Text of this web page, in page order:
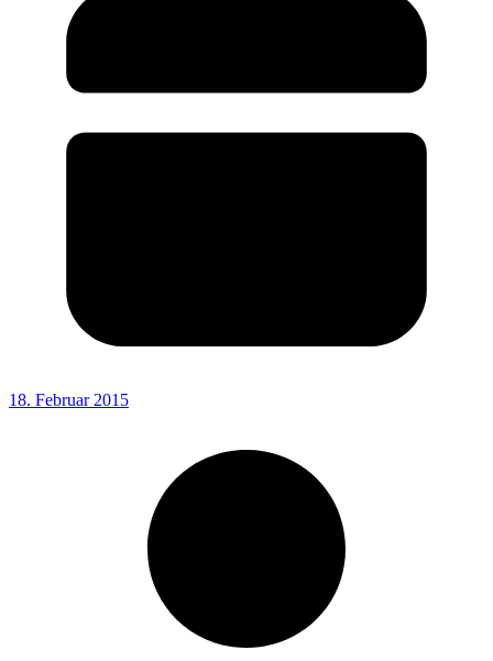
18. Februar 2015